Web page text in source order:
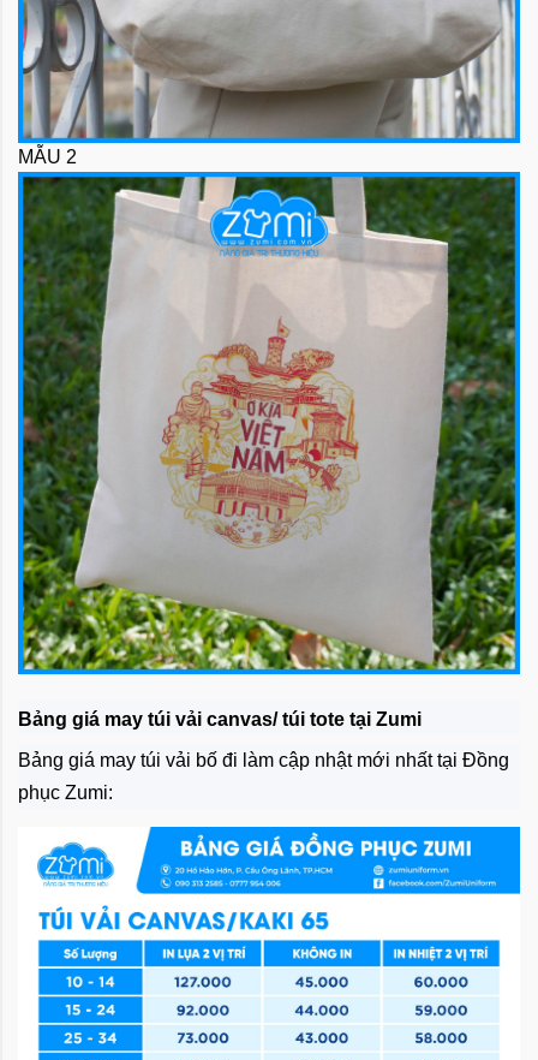
MẪU 2
Bảng giá may túi vải canvas/ túi tote tại Zumi
Bảng giá may túi vải bố đi làm cập nhật mới nhất tại Đồng
phục Zumi: